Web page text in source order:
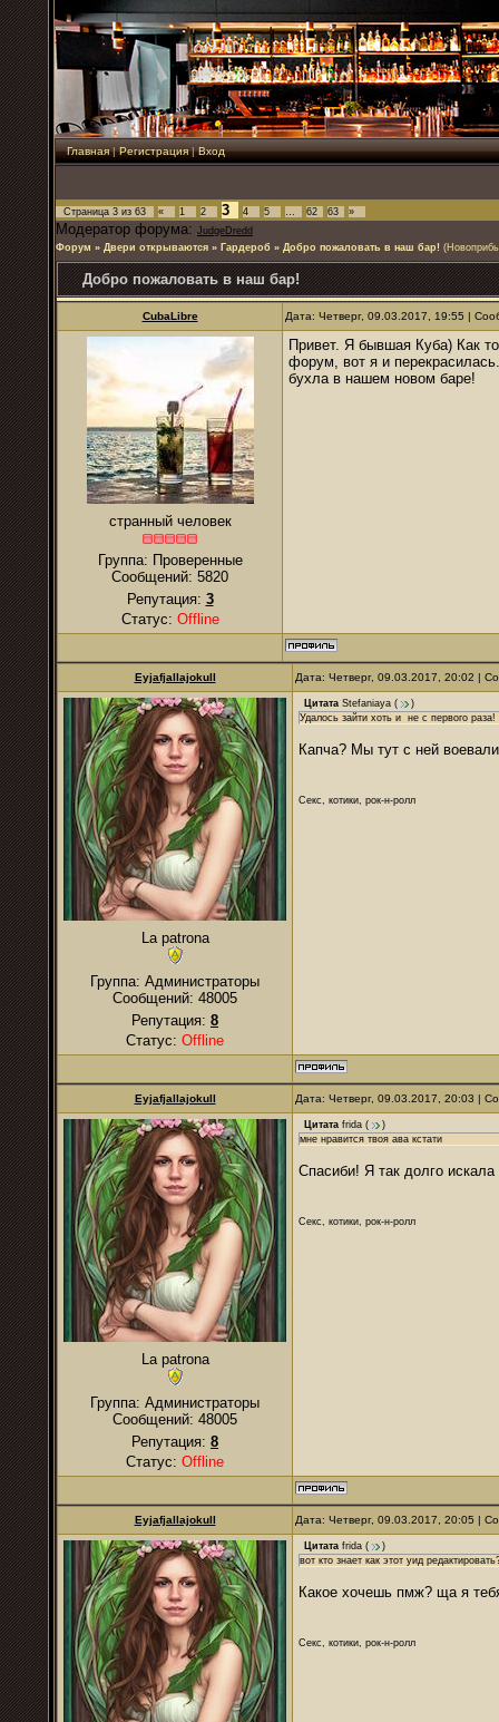
Главная|Регистрация|Вход
Страница 3 из 63 « 1 2 3 4 5 … 62 63 »
Модератор форума: JudgeDredd
Форум » Двери открываются » Гардероб » Добро пожаловать в наш бар!
Добро пожаловать в наш бар!
CubaLibre Дата: Четверг, 09.03.2017, 19:55 |
странный человек
Группа: Проверенные
Сообщений: 5820
Репутация: 3
Статус: Offline
Привет. Я бывшая Куба) Как
форум, вот я и
бухла в нашем новом баре!
Eyjafjallajokull Дата: Четверг, 09.03.2017, 20:02 |
La patrona
Группа: Администраторы
Сообщений: 48005
Репутация: 8
Статус: Offline
Цитата Stefaniaya (
)
Удалось зайти хоть и не с первого раза!
Капча? Мы тут с ней
Секс, котики, рок-н-ролл
Eyjafjallajokull Дата: Четверг, 09.03.2017, 20:03 |
La patrona
Группа: Администраторы
Сообщений: 48005
Репутация: 8
Статус: Offline
Цитата frida (
)
мне нравится твоя ава кстати
Спасиби! Я так долго
Секс, котики, рок-н-ролл
Eyjafjallajokull Дата: Четверг, 09.03.2017, 20:05 |
Цитата frida (
)
вот кто знает как этот уид
Какое хочешь пмж? ща я
Секс, котики, рок-н-ролл